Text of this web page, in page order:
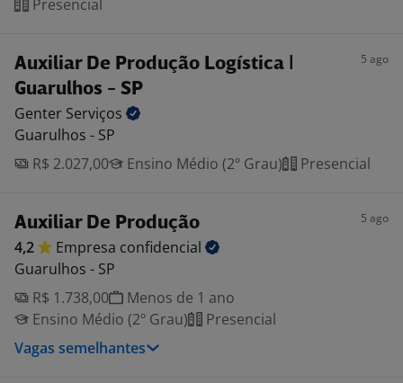
Presencial
Auxiliar De Produção Logística |
Guarulhos - SP
5 ago
Genter Serviços
Guarulhos - SP
R$ 2.027,00
Ensino Médio (2º Grau) Presencial
Auxiliar De Produção 5 ago
4,2 Empresa confidencial
Guarulhos - SP
R$ 1.738,00
Menos de 1 ano
Ensino Médio (2º Grau)
Presencial
Vagas semelhantes